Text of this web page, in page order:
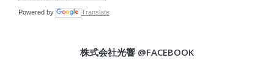
Powered by Translate
株式会社光響 @FACEBOOK